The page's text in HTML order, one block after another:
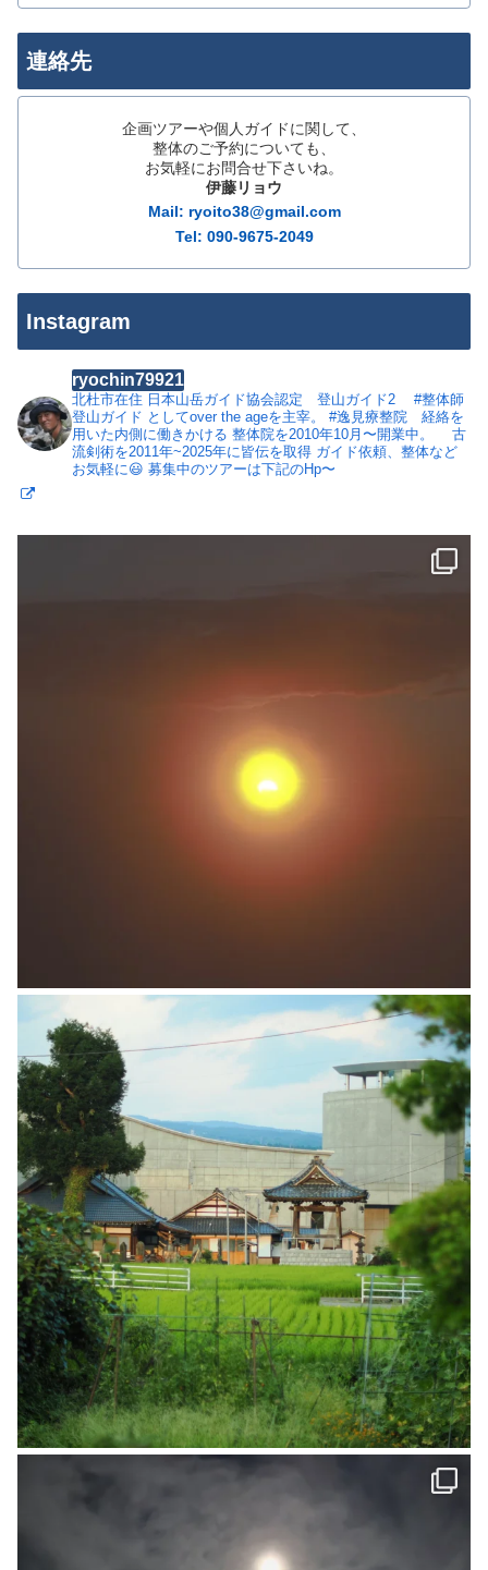
連絡先
企画ツアーや個人ガイドに関して、
整体のご予約についても、
お気軽にお問合せ下さいね。
伊藤リョウ
Mail: ryoito38@gmail.com
Tel: 090-9675-2049
Instagram
ryochin79921
北杜市在住 日本山岳ガイド協会認定 登山ガイド2
#整体師
登山ガイド としてover the ageを主宰。
#逸見療整院 経絡を
用いた内側に働きかける 整体院を2010年10月〜開業中。
古
流剣術を2011年~2025年に皆伝を取得 ガイド依頼、整体など
お気軽に😃 募集中のツアーは下記のHp〜